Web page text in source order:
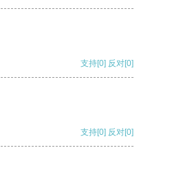
支持[0] 反对[0]
支持[0] 反对[0]